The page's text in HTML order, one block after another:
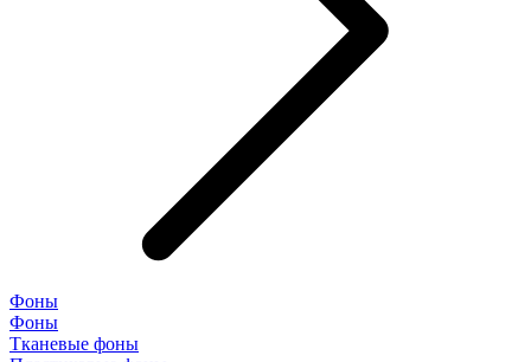
Фоны
Фоны
Тканевые фоны